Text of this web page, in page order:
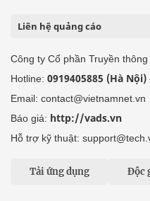
Liên hệ quảng cáo
Công ty Cổ phần Truyền
Hotline: 0919405885 (Hà Nội)
Email: contact@vietnamnet.vn
Báo giá: http://vads.vn
Hỗ trợ kỹ thuật:
Tải ứng dụng Độc